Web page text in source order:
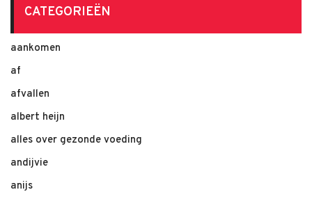
CATEGORIEËN
aankomen
af
afvallen
albert heijn
alles over gezonde voeding
andijvie
anijs